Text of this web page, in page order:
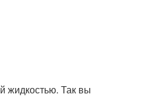
жидкостью. Так вы